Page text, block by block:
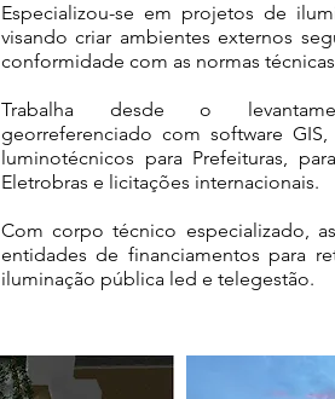
Especializou-se em projetos de
visando criar ambientes externos
conformidade com as normas
Trabalha desde o
georreferenciado com software
luminotécnicos para Prefeituras,
Eletrobras e licitações internacionais.
Com corpo técnico especializado,
entidades de financiamentos para
iluminação pública led e telegestão.